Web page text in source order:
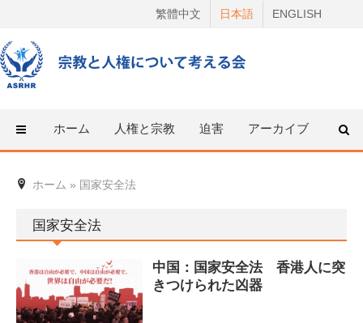
content
繁體中文 日本語 ENGLISH
ホーム 人権と宗教 迫害 アーカイブ 人権
ホーム » 国家安全法
国家安全法
中国：国家安全法 香港人に突
きつけられた凶器